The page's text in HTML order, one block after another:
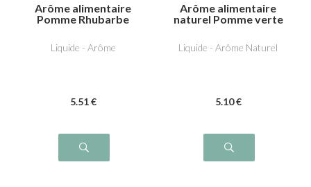
Arôme alimentaire
Pomme Rhubarbe
Liquide - Arôme
5.51 €
Arôme alimentaire
naturel Pomme verte
Liquide - Arôme Naturel
5.10 €